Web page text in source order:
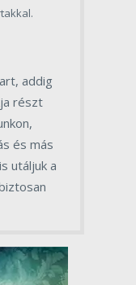
addig
részt
és más
utáljuk a